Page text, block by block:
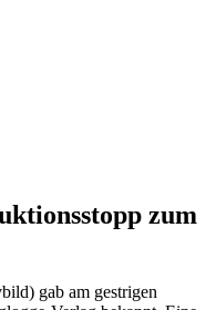
zum
gab am gestrigen